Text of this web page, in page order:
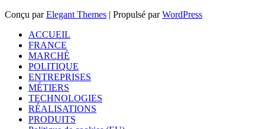
Conçu parElegant Themes | Propulsé parWordPress
ACCUEIL
FRANCE
MARCHÉ
POLITIQUE
ENTREPRISES
MÉTIERS
TECHNOLOGIES
RÉALISATIONS
PRODUITS